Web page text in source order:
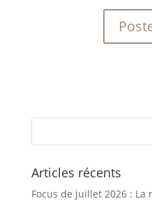
Articles récents
Focus de juillet 2026 : La